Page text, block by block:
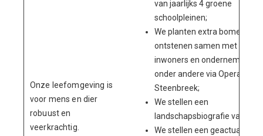
Onze leefomgeving is
voor mens en dier
robuust en
veerkrachtig.
van jaarlijks 4 groene
schoolpleinen;
We planten extra bomen en
ontstenen samen met
inwoners en ondernemers,
onder andere via Operatie
Steenbreek;
We stellen een
landschapsbiografie vast;
We stellen een